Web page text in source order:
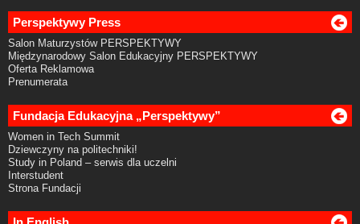
Perspektywy Press
Salon Maturzystów PERSPEKTYWY
Międzynarodowy Salon Edukacyjny PERSPEKTYWY
Oferta Reklamowa
Prenumerata
Fundacja Edukacyjna „Perspektywy”
Women in Tech Summit
Dziewczyny na politechniki!
Study in Poland – serwis dla uczelni
Interstudent
Strona Fundacji